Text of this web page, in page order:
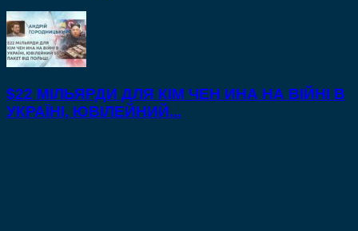
$22 МІЛЬЯРДИ ДЛЯ КІМ ЧЕН ИНА НА ВІЙНІ В
УКРАЇНІ, ЮВІЛЕЙНИЙ...